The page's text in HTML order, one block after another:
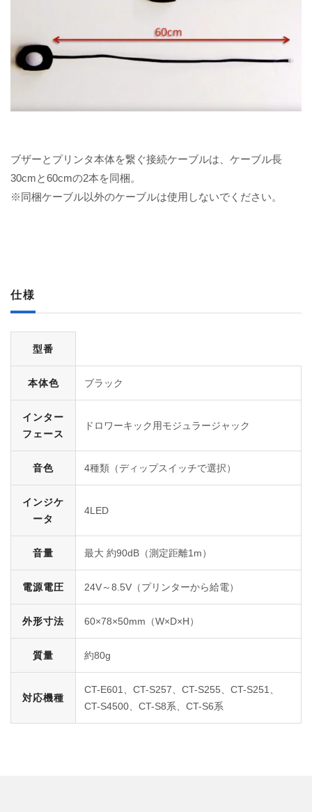
ブザーとプリンタ本体を繋ぐ接続ケーブルは、ケーブル長
30cmと60cmの2本を同梱。
※同梱ケーブル以外のケーブルは使用しないでください。
仕様
型番
本体色 ブラック
インター
フェース
ドロワーキック用モジュラージャック
音色 4種類（ディップスイッチで選択）
インジケ
ータ
4LED
音量 最大 約90dB（測定距離1m）
電源電圧 24V～8.5V（プリンターから給電）
外形寸法 60×78×50mm（W×D×H）
質量 約80g
対応機種
CT-E601、CT-S257、CT-S255、CT-S251、
CT-S4500、CT-S8系、CT-S6系